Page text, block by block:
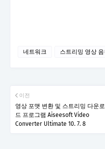
네트워크 스트리밍 영상
이전
영상 포맷 변환 및 스트리밍 다운로
드 프로그램 Aiseesoft Video
Converter Ultimate 10. 7. 8